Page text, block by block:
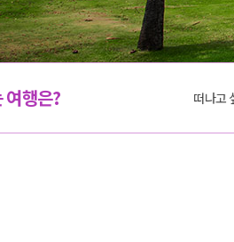
여행은? 떠나